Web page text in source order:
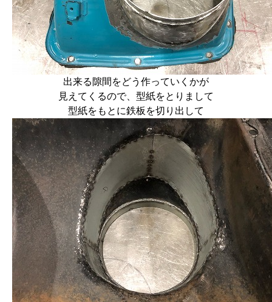
出来る隙間をどう作っていくかが
見えてくるので、型紙をとりまして
型紙をもとに鉄板を切り出して